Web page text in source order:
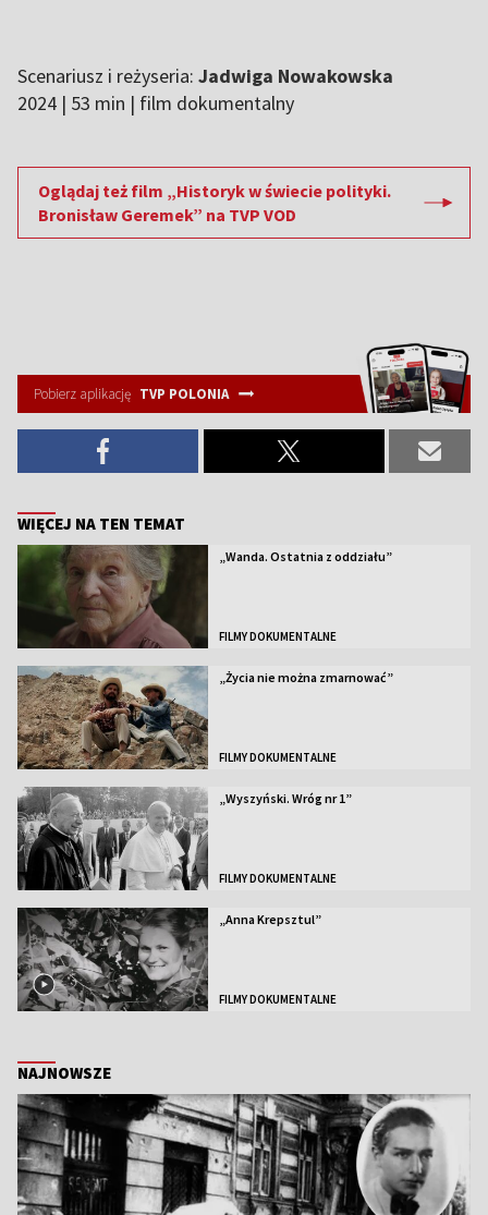
Scenariusz i reżyseria: Jadwiga Nowakowska
2024 | 53 min | film dokumentalny
Oglądaj też film „Historyk w świecie polityki.
Bronisław Geremek” na TVP VOD
Pobierz aplikację TVP POLONIA
WIĘCEJ NA TEN TEMAT
„Wanda. Ostatnia z oddziału”
FILMY DOKUMENTALNE
„Życia nie można zmarnować”
FILMY DOKUMENTALNE
„Wyszyński. Wróg nr 1”
FILMY DOKUMENTALNE
„Anna Krepsztul”
FILMY DOKUMENTALNE
NAJNOWSZE